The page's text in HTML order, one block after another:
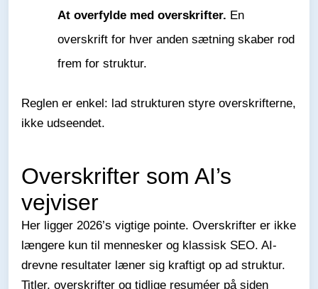
At overfylde med overskrifter. En
overskrift for hver anden sætning skaber rod
frem for struktur.
Reglen er enkel: lad strukturen styre overskrifterne,
ikke udseendet.
Overskrifter som AI’s
vejviser
Her ligger 2026’s vigtige pointe. Overskrifter er ikke
længere kun til mennesker og klassisk SEO. AI-
drevne resultater læner sig kraftigt op ad struktur.
Titler, overskrifter og tidlige resuméer på siden